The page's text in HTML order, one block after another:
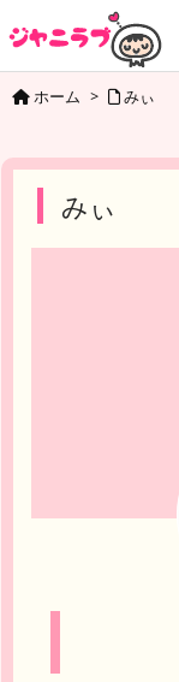
ホーム > みぃ
みぃ